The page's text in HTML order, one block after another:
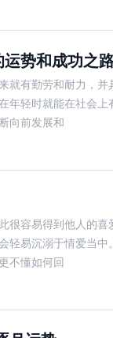
势和成功之
就有勤劳和耐力，并
轻时就能在社会上
向前发展和
很容易得到他人的喜
轻易沉溺于情爱当中
不懂如何回